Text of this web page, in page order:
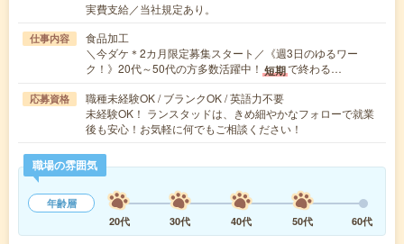
実費支給／当社規定あり。
仕事内容
食品加工
＼今ダケ＊2カ月限定募集スタート／《週3日のゆるワー
ク！》20代～50代の方多数活躍中！ 短期で終わる…
応募資格
職種未経験OK / ブランクOK / 英語力不要
未経験OK！ ランスタッドは、きめ細やかなフォローで就業
後も安心！お気軽に何でもご相談ください！
職場の雰囲気
年齢層
20代
30代 40代 50代 60代